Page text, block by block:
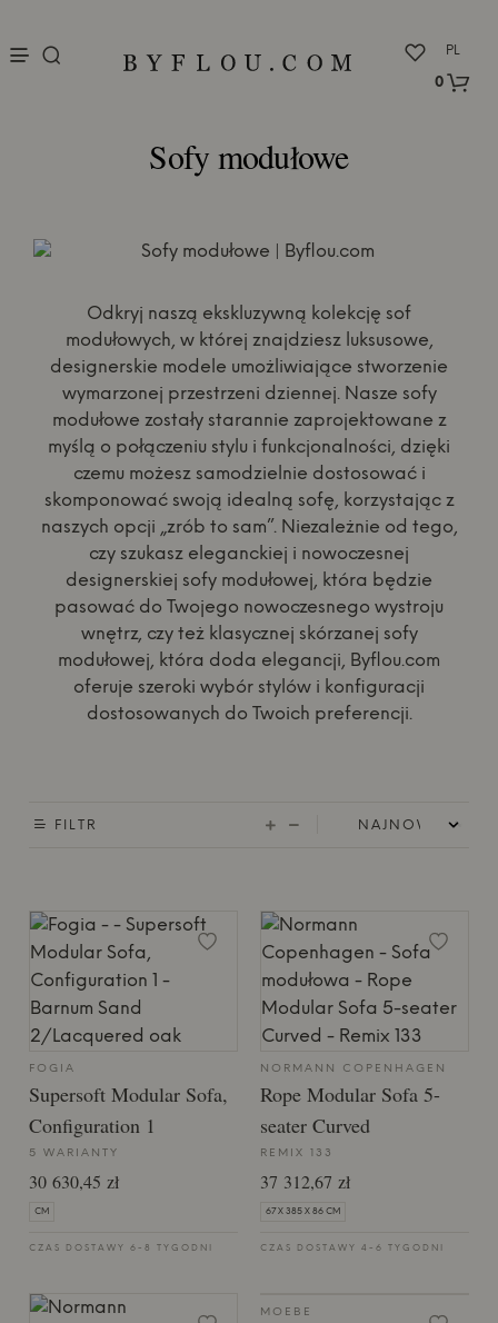
PL
0
Sofy modułowe
Odkryj naszą ekskluzywną kolekcję sof
modułowych, w której znajdziesz luksusowe,
designerskie modele umożliwiające stworzenie
wymarzonej przestrzeni dziennej. Nasze sofy
modułowe zostały starannie zaprojektowane z
myślą o połączeniu stylu i funkcjonalności, dzięki
czemu możesz samodzielnie dostosować i
skomponować swoją idealną sofę, korzystając z
naszych opcji „zrób to sam”. Niezależnie od tego,
czy szukasz eleganckiej i nowoczesnej
designerskiej sofy modułowej, która będzie
pasować do Twojego nowoczesnego wystroju
wnętrz, czy też klasycznej skórzanej sofy
modułowej, która doda elegancji, Byflou.com
oferuje szeroki wybór stylów i konfiguracji
dostosowanych do Twoich preferencji.
FILTR
FOGIA
Supersoft Modular Sofa,
Configuration 1
5 WARIANTY
30 630,45 zł
CM
CZAS DOSTAWY 6-8 TYGODNI
NORMANN COPENHAGEN
Rope Modular Sofa 5-
seater Curved
REMIX 133
37 312,67 zł
67 X 385 X 86 CM
CZAS DOSTAWY 4-6 TYGODNI
MOEBE